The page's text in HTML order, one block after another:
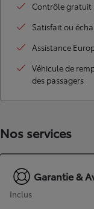
Contrôle gratuit
Satisfait ou
Assistance
Véhicule de
des passagers
Nos services
Garantie &
Inclus